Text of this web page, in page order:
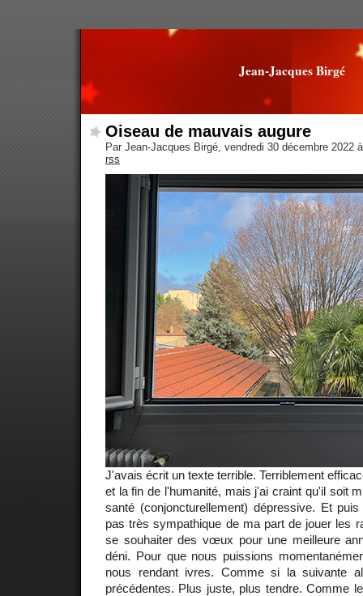
Jean-Jacques Birgé
Oiseau de mauvais augure
Par Jean-Jacques Birgé, vendredi 30 décembre 2022
rss
J'avais écrit un texte terrible. Terriblement
et la fin de l'humanité, mais j'ai craint qu'il soit
santé (conjoncturellement) dépressive. Et
pas très sympathique de ma part de jouer les
se souhaiter des vœux pour une meilleure
déni. Pour que nous puissions
nous rendant ivres. Comme si la suivante
précédentes. Plus juste, plus tendre. Comme